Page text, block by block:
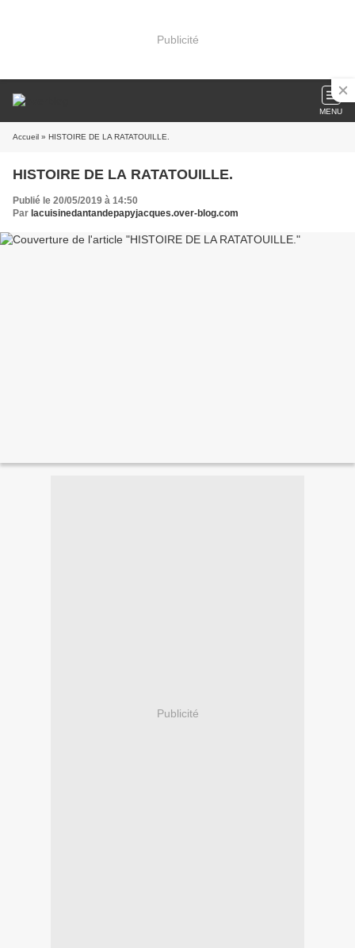
Publicité
MENU
Accueil » HISTOIRE DE LA RATATOUILLE.
HISTOIRE DE LA RATATOUILLE.
Publié le 20/05/2019 à 14:50
Par lacuisinedantandepapyjacques.over-blog.com
Publicité